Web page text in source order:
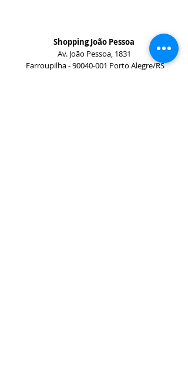
Shopping João Pessoa
Av. João Pessoa, 1831
Farroupilha -90040-001 Porto Alegre/RS